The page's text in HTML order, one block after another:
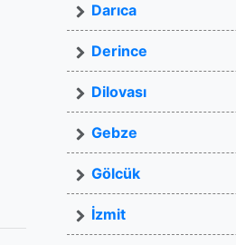
Darıca
Derince
Dilovası
Gebze
Gölcük
İzmit